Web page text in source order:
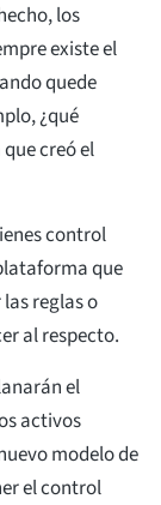
los
existe el
quede
¿qué
creó el
control
que
reglas o
al respecto.
el
activos
modelo de
el control